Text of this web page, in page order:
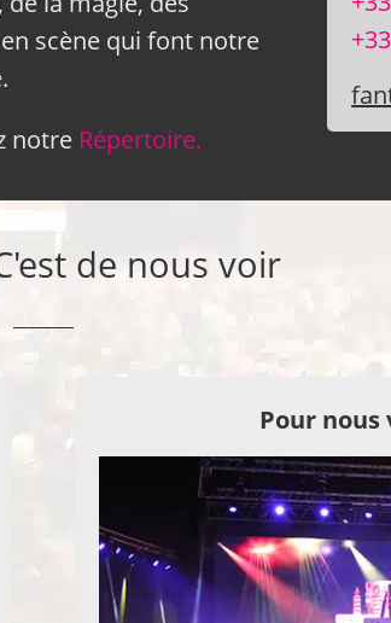
scène qui font notre
notre Répertoire.
de nous voir
Pour nous